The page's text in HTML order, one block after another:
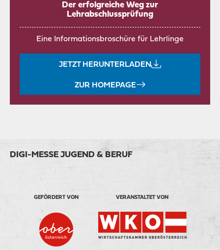
Der erfolgreiche Weg zur
Lehrabschlussprüfung
Eine Informationsbroschüre für Lehrlinge
JETZT HERUNTERLADEN
ZUR HOMEPAGE
DIGI-MESSE JUGEND & BERUF
GEFÖRDERT VON VERANSTALTET VON